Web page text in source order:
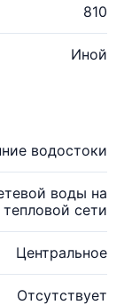
810
Иной
водостоки
воды на
сети
Центральное
Отсутствует